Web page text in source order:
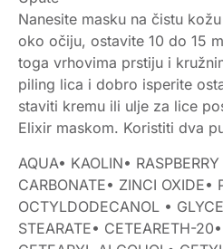
Nanesite masku na čistu
oko očiju, ostavite 10 do 15
toga vrhovima prstiju i
piling lica i dobro isperite
staviti kremu ili ulje za lice
Elixir maskom. Koristiti dva
AQUA• KAOLIN•
CARBONATE• ZINCI OXIDE•
OCTYLDODECANOL •
STEARATE• CETEARETH-